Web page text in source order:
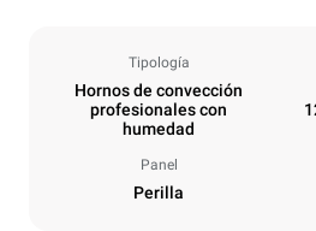
Tipología
Hornos de convección
profesionales con
humedad
Panel
Perilla